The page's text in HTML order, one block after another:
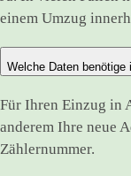
einem Umzug
Welche Daten
Für Ihren Einzug in
anderem Ihre neue
Zählernummer.